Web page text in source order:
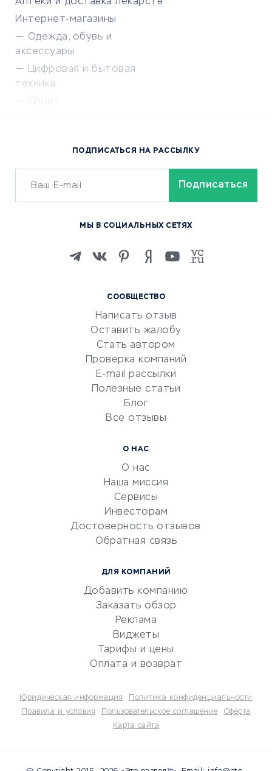
Интернет-магазины
Одежда, обувь и
аксессуары
Цифровая и бытовая
техника
Спорт
Сервисы доставки
ОБУЧЕНИЕ И РАБОТА
Изучение иностранных
Маркетинг и продажи
Репетиторство
Красота и здоровье
Сервисы по поиску работы
Сетевой маркетинг
УСЛУГИ ДЛЯ БИЗНЕСА
документооборот
Юридические компании
Бухгалтерия онлайн
Потребительские кредиты
СООБЩЕСТВО
Написать отзыв
Оставить жалобу
Стать автором
Проверка компаний
E-mail рассылки
Полезные статьи
Блог
Все отзывы
О НАС
О нас
Наша миссия
Сервисы
Инвесторам
Достоверность отзывов
Обратная связь
ДЛЯ КОМПАНИЙ
Добавить компанию
Заказать обзор
Реклама
Виджеты
Тарифы и цены
Оплата и возврат
ПОДПИСАТЬСЯ НА РАССЫЛКУ
МЫ В СОЦИАЛЬНЫХ СЕТЯХ
Юридическая информация
Политика конфиденциальности
Правила и условия
Пользовательское соглашение
Оферта
Карта сайта